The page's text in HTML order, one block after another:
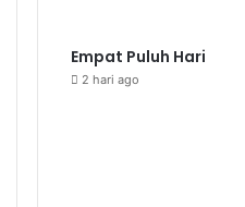
Empat Puluh Hari
2 hari ago